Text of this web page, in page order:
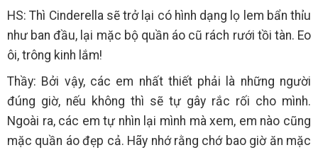
HS: Thì Cinderella sẽ trở lại có hình dạng lọ lem bẩn thỉu
như ban đầu, lại mặc bộ quần áo cũ rách rưới tồi tàn. Eo
ôi, trông kinh lắm!
Thầy: Bởi vậy, các em nhất thiết phải là những người
đúng giờ, nếu không thì sẽ tự gây rắc rối cho mình.
Ngoài ra, các em tự nhìn lại mình mà xem, em nào cũng
mặc quần áo đẹp cả. Hãy nhớ rằng chớ bao giờ ăn mặc